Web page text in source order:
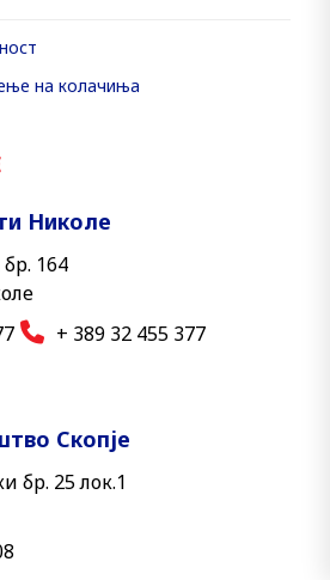
на колачиња
Николе
164
+ 389 32 455 377
Скопје
бр. 25 лок.1